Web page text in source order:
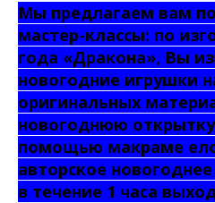
Мы предлагаем вам
мастер-классы: по
года «Дракона», Вы
новогодние игрушки
оригинальных
новогоднюю
помощью макраме
авторское
в течение 1 часа